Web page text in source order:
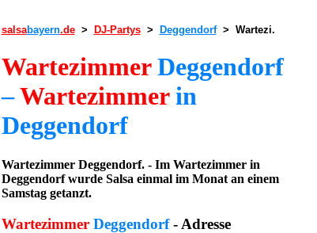
salsabayern.de> DJ-Partys> Deggendorf> Wartezi.
Wartezimmer Deggendorf
– Wartezimmer in
Deggendorf
Wartezimmer Deggendorf. - Im Wartezimmer in
Deggendorf wurde Salsa einmal im Monat an einem
Samstag getanzt.
Wartezimmer Deggendorf- Adresse